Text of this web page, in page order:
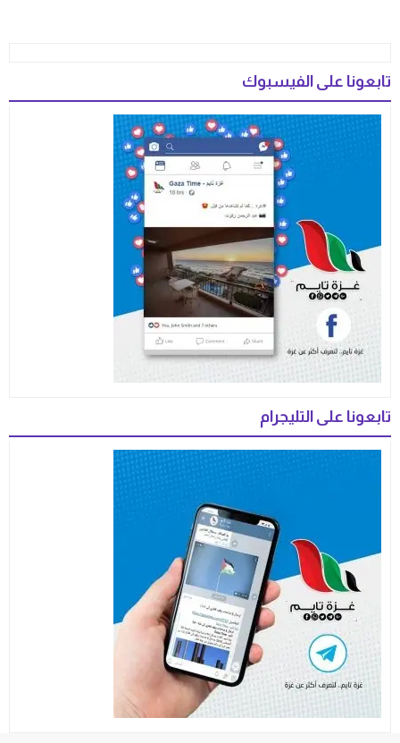
تابعونا على الفيسبوك
تابعونا على التليجرام